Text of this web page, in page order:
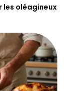
les oléagineux